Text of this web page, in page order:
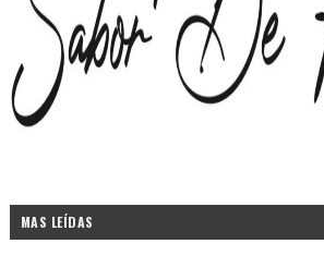
MAS LEÍDAS